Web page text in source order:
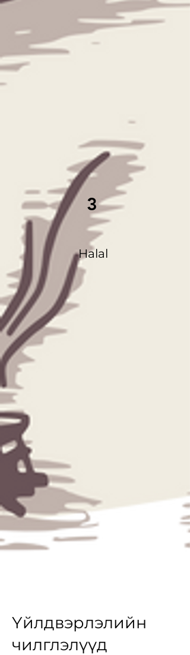
3
Halal
Үйлдвэрлэлийн
чилглэлүүд